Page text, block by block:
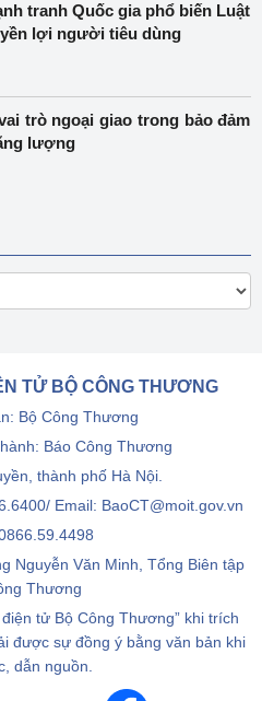
tranh Quốc gia phổ biến Luật
lợi người tiêu dùng
trò ngoại giao trong bảo đảm
lượng
TỬ BỘ CÔNG THƯƠNG
Bộ Công Thương
Báo Công Thương
thành phố Hà Nội.
Email: BaoCT@moit.gov.vn
Nguyễn Văn Minh, Tổng Biên tập
Thương
tử Bộ Công Thương” khi trích
được sự đồng ý bằng văn bản khi
dẫn nguồn.